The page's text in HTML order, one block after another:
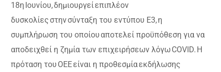
18η Ιουνίου, δημιουργεί επιπλέον
δυσκολίες στην σύνταξη του εντύπου Ε3, η
συμπλήρωση του οποίου αποτελεί προϋπόθεση για να
αποδειχθεί η ζημία των επιχειρήσεων λόγω COVID. Η
πρόταση του ΟΕΕ είναι η προθεσμία εκδήλωσης